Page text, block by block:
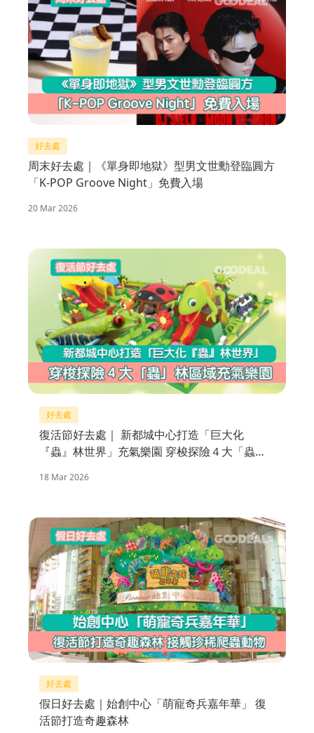
好去處
周末好去處｜《單身即地獄》型男文世勳登臨圓方
「K-POP Groove Night」免費入場
20 Mar 2026
好去處
復活節好去處｜ 新都城中心打造「巨大化
『蟲』林世界」充氣樂園 穿梭探險４大「蟲」
18 Mar 2026
好去處
假日好去處｜始創中心「萌寵奇兵嘉年華」 復
活節打造奇趣森林